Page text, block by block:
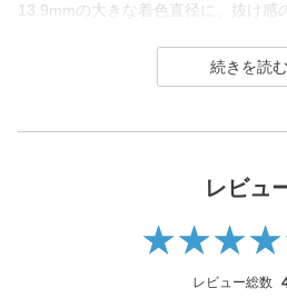
13.9mmの大きな着色直径に、抜け感
うるうるした透明感抜群の瞳と、ハ
candy magic 1month（キャンディー
幅広い世代から愛されるロングセラ
レンズ直径(DIA)14.5㎜の大きめレン
レビュ
レビュー総数